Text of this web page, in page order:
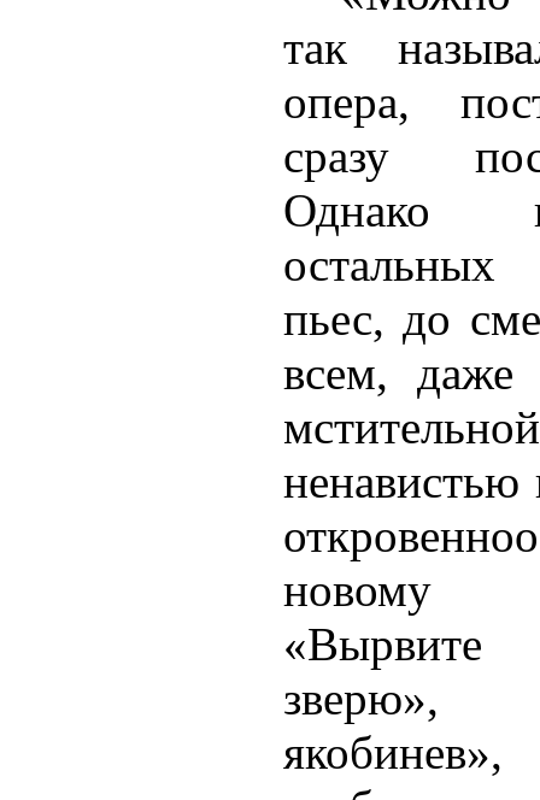
так
опера,
сразу
Однако
остальных
пьес, до
всем, даже
новому
зверю»,